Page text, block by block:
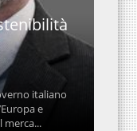
italiano
e
merca...